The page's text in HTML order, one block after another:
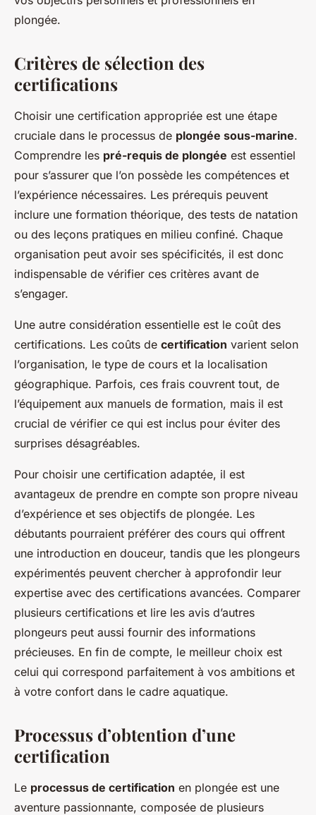
plongée.
Critères de sélection des
certifications
Choisir une certification appropriée est une étape
cruciale dans le processus de plongée sous-marine.
Comprendre les pré-requis de plongée est essentiel
pour s’assurer que l’on possède les compétences et
l’expérience nécessaires. Les prérequis peuvent
inclure une formation théorique, des tests de natation
ou des leçons pratiques en milieu confiné. Chaque
organisation peut avoir ses spécificités, il est donc
indispensable de vérifier ces critères avant de
s’engager.
Une autre considération essentielle est le coût des
certifications. Les coûts de certification varient selon
l’organisation, le type de cours et la localisation
géographique. Parfois, ces frais couvrent tout, de
l’équipement aux manuels de formation, mais il est
crucial de vérifier ce qui est inclus pour éviter des
surprises désagréables.
Pour choisir une certification adaptée, il est
avantageux de prendre en compte son propre niveau
d’expérience et ses objectifs de plongée. Les
débutants pourraient préférer des cours qui offrent
une introduction en douceur, tandis que les plongeurs
expérimentés peuvent chercher à approfondir leur
expertise avec des certifications avancées. Comparer
plusieurs certifications et lire les avis d’autres
plongeurs peut aussi fournir des informations
précieuses. En fin de compte, le meilleur choix est
celui qui correspond parfaitement à vos ambitions et
à votre confort dans le cadre aquatique.
Processus d’obtention d’une
certification
Le processus de certification en plongée est une
aventure passionnante, composée de plusieurs